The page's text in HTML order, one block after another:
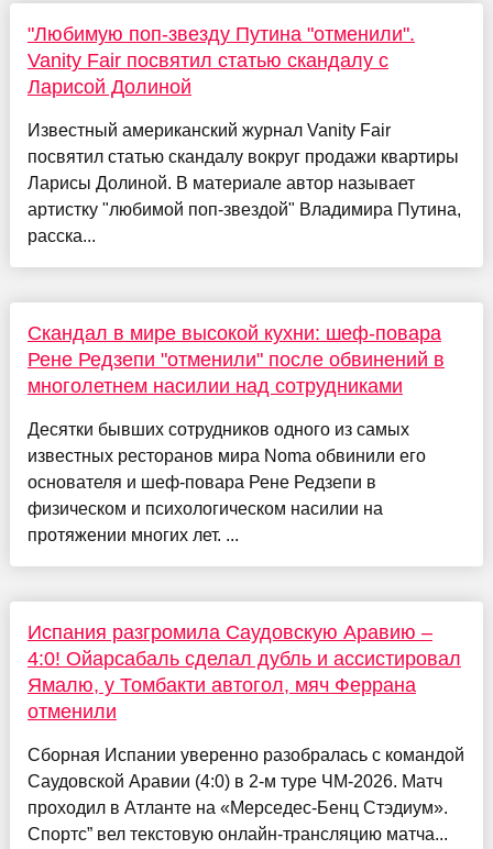
"Любимую поп-звезду Путина "отменили".
Vanity Fair посвятил статью скандалу с
Ларисой Долиной
Известный американский журнал Vanity Fair
посвятил статью скандалу вокруг продажи квартиры
Ларисы Долиной. В материале автор называет
артистку "любимой поп-звездой" Владимира Путина,
расска...
Скандал в мире высокой кухни: шеф-повара
Рене Редзепи "отменили" после обвинений в
многолетнем насилии над сотрудниками
Десятки бывших сотрудников одного из самых
известных ресторанов мира Noma обвинили его
основателя и шеф-повара Рене Редзепи в
физическом и психологическом насилии на
протяжении многих лет. ...
Испания разгромила Саудовскую Аравию –
4:0! Ойарсабаль сделал дубль и ассистировал
Ямалю, у Томбакти автогол, мяч Феррана
отменили
Сборная Испании уверенно разобралась с командой
Саудовской Аравии (4:0) в 2-м туре ЧМ-2026. Матч
проходил в Атланте на «Мерседес-Бенц Стэдиум».
Спортс” вел текстовую онлайн-трансляцию матча...